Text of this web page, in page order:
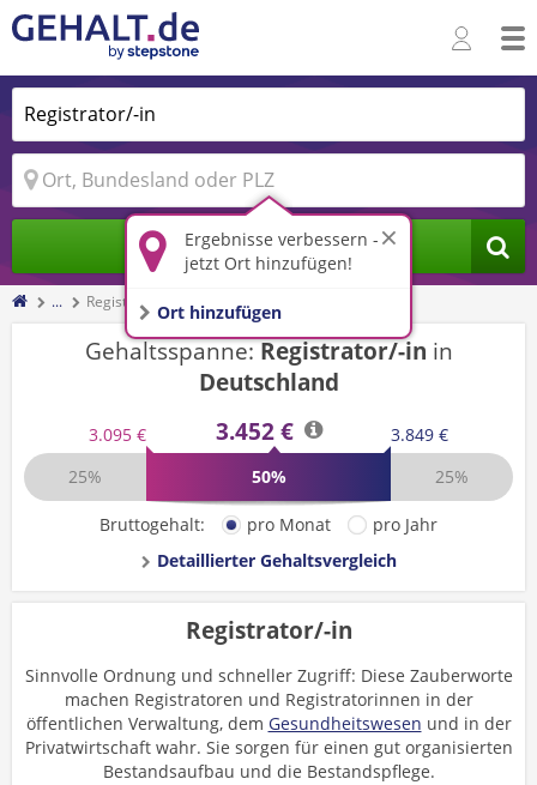
Ergebnisse verbessern -
jetzt Ort hinzufügen!
Ort hinzufügen
Jobs finden
... Registrator/-in
Gehaltsspanne:Registrator/-in in
Deutschland
3.095 € 3.452 €
3.849 €
25%
50% 25%
Bruttogehalt: pro Monat
pro Jahr
Detaillierter Gehaltsvergleich
Registrator/-in
Sinnvolle Ordnung und schneller Zugriff: Diese Zauberworte
machen Registratoren und Registratorinnen in der
öffentlichen Verwaltung, dem Gesundheitswesen und in der
Privatwirtschaft wahr. Sie sorgen für einen gut organisierten
Bestandsaufbau und die Bestandspflege.